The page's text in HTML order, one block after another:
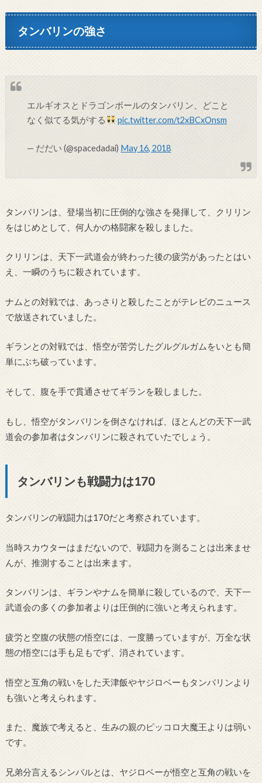
タンバリンの強さ
エルギオスとドラゴンボールのタンバリン、どこと
なく似てる気がする
pic.twitter.com/t2xBCxOnsm
— だだい (@spacedadai) May 16, 2018
タンバリンは、登場当初に圧倒的な強さを発揮して、クリリン
をはじめとして、何人かの格闘家を殺しました。
クリリンは、天下一武道会が終わった後の疲労があったとはい
え、一瞬のうちに殺されています。
ナムとの対戦では、あっさりと殺したことがテレビのニュース
で放送されていました。
ギランとの対戦では、悟空が苦労したグルグルガムをいとも簡
単にぶち破っています。
そして、腹を手で貫通させてギランを殺しました。
もし、悟空がタンバリンを倒さなければ、ほとんどの天下一武
道会の参加者はタンバリンに殺されていたでしょう。
タンバリンも戦闘力は170
タンバリンの戦闘力は170だと考察されています。
当時スカウターはまだないので、戦闘力を測ることは出来ませ
んが、推測することは出来ます。
タンバリンは、ギランやナムを簡単に殺しているので、天下一
武道会の多くの参加者よりは圧倒的に強いと考えられます。
疲労と空腹の状態の悟空には、一度勝っていますが、万全な状
態の悟空には手も足もでず、消されています。
悟空と互角の戦いをした天津飯やヤジロベーもタンバリンより
も強いと考えられます。
また、魔族で考えると、生みの親のピッコロ大魔王よりは弱い
です。
兄弟分言えるシンバルとは、ヤジロベーが悟空と互角の戦いを